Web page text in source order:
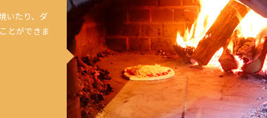
いたり、ダ
とができま